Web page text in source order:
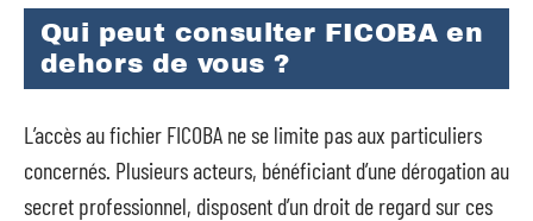
Qui peut consulter FICOBA en
dehors de vous ?
L’accès au fichier FICOBA ne se limite pas aux particuliers
concernés. Plusieurs acteurs, bénéficiant d’une dérogation au
secret professionnel, disposent d’un droit de regard sur ces